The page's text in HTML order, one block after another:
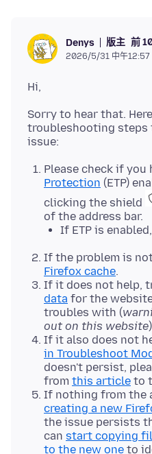
Denys 版主 前
2026/5/31 中午12:57
Sorry to hear that.
troubleshooting steps
Please check if you
Protection (ETP)
clicking the shield
of the address bar.
If ETP is
If the problem is
Firefox cache.
If it does not help,
data for the
troubles with (
out on this website
If it also does not
in Troubleshoot
doesn't persist,
from this article to
If nothing from the
creating a new
the issue persists
can start copying
to the new one to